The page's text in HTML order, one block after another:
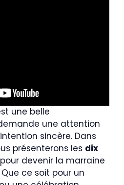
une belle
une attention
sincère. Dans
présenterons les dix
pour devenir la marraine
ce soit pour un